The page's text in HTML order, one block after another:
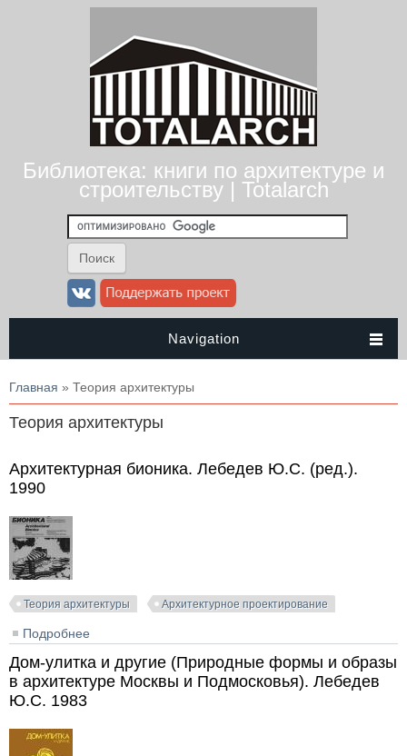
Библиотека: книги по архитектуре и
строительству | Totalarch
Navigation
Вы здесь
Главная » Теория архитектуры
Теория архитектуры
Архитектурная бионика. Лебедев Ю.С. (ред.).
1990
Теория архитектуры Архитектурное проектирование
Подробнее
Дом-улитка и другие (Природные формы и образы
в архитектуре Москвы и Подмосковья). Лебедев
Ю.С. 1983